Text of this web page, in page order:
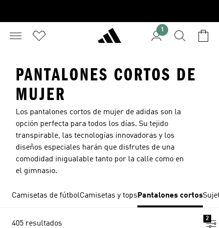
1
PANTALONES CORTOS DE
MUJER
Los pantalones cortos de mujer de adidas son la
opción perfecta para todos los días. Su tejido
transpirable, las tecnologías innovadoras y los
diseños especiales harán que disfrutes de una
comodidad inigualable tanto por la calle como en
el gimnasio.
Camisetas de fútbolCamisetas y tops Pantalones cortos
405 resultados
2